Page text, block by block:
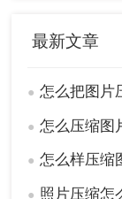
最新文章
● 怎么把图片压
● 怎么压缩图
● 怎么样压缩
● 照片压缩怎